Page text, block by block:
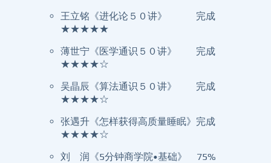
王立铭《进化论５０讲》 完成
★★★★★
薄世宁《医学通识５０讲》 完成
★★★★☆
吴晶辰《算法通识５０讲》 完成
★★★★☆
张遇升《怎样获得高质量睡眠》完成
★★★★☆
刘 润《5分钟商学院•基础》 75%